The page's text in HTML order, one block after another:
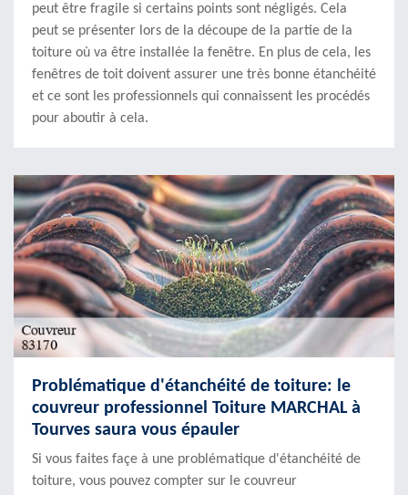
peut être fragile si certains points sont négligés. Cela
peut se présenter lors de la découpe de la partie de la
toiture où va être installée la fenêtre. En plus de cela, les
fenêtres de toit doivent assurer une très bonne étanchéité
et ce sont les professionnels qui connaissent les procédés
pour aboutir à cela.
Problématique d'étanchéité de toiture: le
couvreur professionnel Toiture MARCHAL à
Tourves saura vous épauler
Si vous faites façe à une problématique d'étanchéité de
toiture, vous pouvez compter sur le couvreur